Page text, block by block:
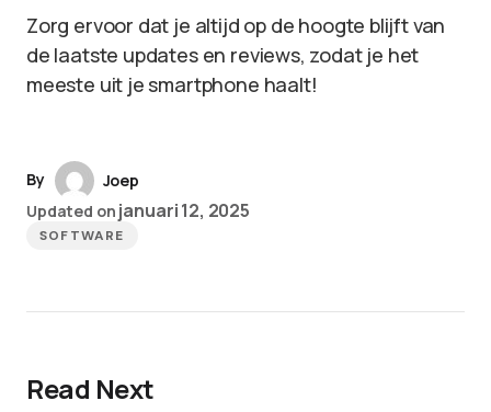
Zorg ervoor dat je altijd op de hoogte blijft van
de laatste updates en reviews, zodat je het
meeste uit je smartphone haalt!
By
Joep
Updated on januari 12, 2025
SOFTWARE
Read Next